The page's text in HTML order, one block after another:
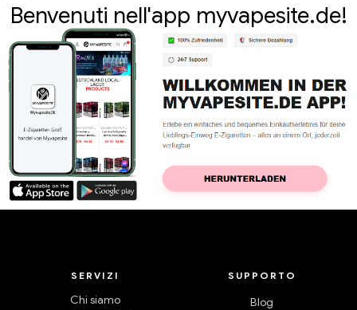
Benvenuti nell'app myvapesite.de!
SERVIZI
Chi siamo
SUPPORTO
Blog